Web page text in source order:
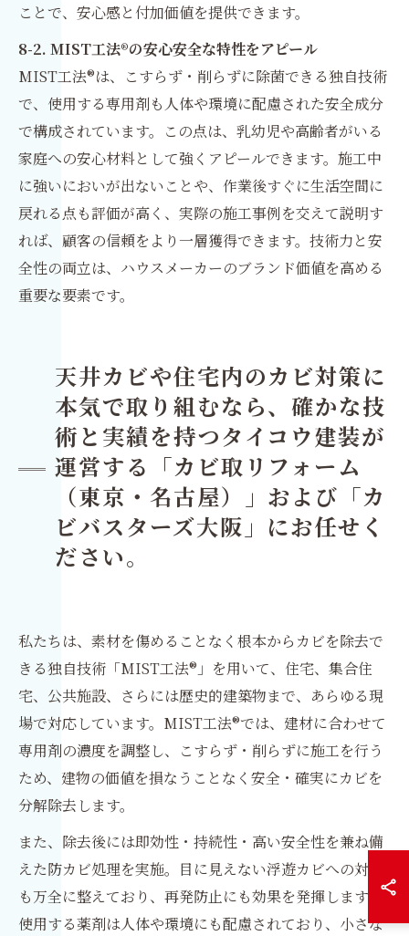
ことで、安心感と付加価値を提供できます。
8-2. MIST工法®の安心安全な特性をアピール
MIST工法®は、こすらず・削らずに除菌できる独自技術
で、使用する専用剤も人体や環境に配慮された安全成分
で構成されています。この点は、乳幼児や高齢者がいる
家庭への安心材料として強くアピールできます。施工中
に強いにおいが出ないことや、作業後すぐに生活空間に
戻れる点も評価が高く、実際の施工事例を交えて説明す
れば、顧客の信頼をより一層獲得できます。技術力と安
全性の両立は、ハウスメーカーのブランド価値を高める
重要な要素です。
天井カビや住宅内のカビ対策に
本気で取り組むなら、確かな技
術と実績を持つタイコウ建装が
運営する「カビ取リフォーム
（東京・名古屋）
」および「カ
ビバスターズ大阪 」にお任せく
ださい。
私たちは、素材を傷めることなく根本からカビを除去で
きる独自技術「MIST工法®」を用いて、住宅、集合住
宅、公共施設、さらには歴史的建築物まで、あらゆる現
場で対応しています。MIST工法®では、建材に合わせて
専用剤の濃度を調整し、こすらず・削らずに施工を行う
ため、建物の価値を損なうことなく安全・確実にカビを
分解除去します。
また、除去後には即効性・持続性・高い安全性を兼ね備
えた防カビ処理を実施。目に見えない浮遊カビへの対策
も万全に整えており、再発防止にも効果を発揮します。
使用する薬剤は人体や環境にも配慮されており、小さな